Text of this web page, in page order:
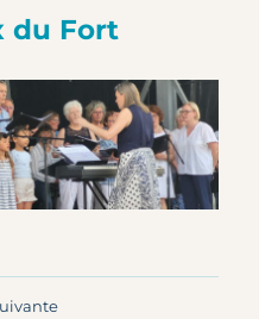
du Fort